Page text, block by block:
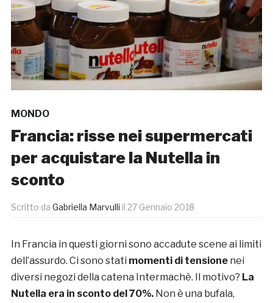
MONDO
Francia: risse nei supermercati
per acquistare la Nutella in
sconto
Scritto da Gabriella Marvulli il 27 Gennaio 2018
In Francia in questi giorni sono accadute scene ai limiti
dell’assurdo. Ci sono stati momenti di tensionenei
diversi negozi della catena Intermachè. Il motivo? La
Nutella era in sconto del 70%.Non è una bufala,